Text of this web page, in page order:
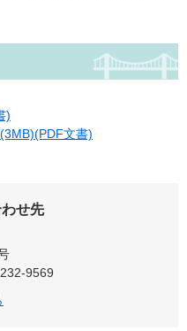
)
文書)
せ先
9569